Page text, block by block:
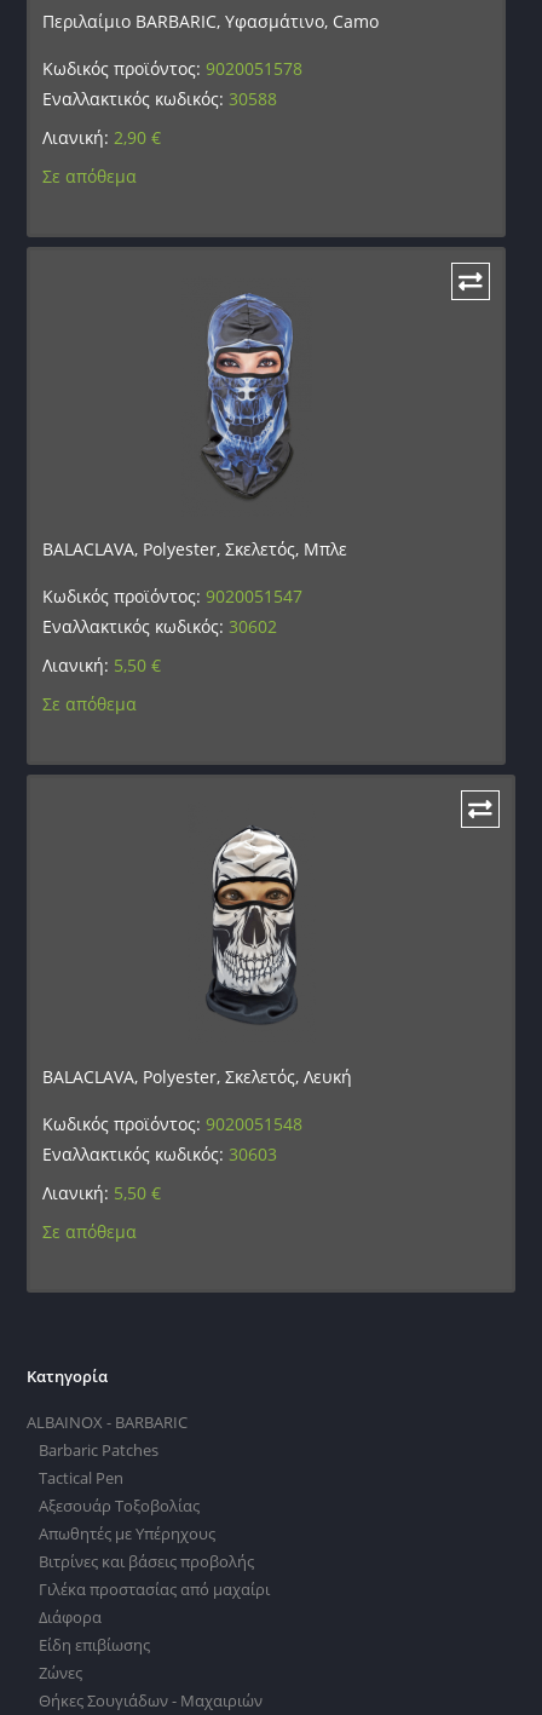
Περιλαίμιο BARBARIC, Υφασμάτινο, Camo
Κωδικός προϊόντος:9020051578
Εναλλακτικός κωδικός: 30588
Λιανική:2,90€
Σε απόθεμα
BALACLAVA, Polyester, Σκελετός, Μπλε
Κωδικός προϊόντος:9020051547
Εναλλακτικός κωδικός: 30602
Λιανική: 5,50€
Σε απόθεμα
BALACLAVA, Polyester, Σκελετός, Λευκή
Κωδικός προϊόντος:9020051548
Εναλλακτικός κωδικός: 30603
Λιανική: 5,50€
Σε απόθεμα
Κατηγορία
ALBAINOX - BARBARIC
Barbaric Patches
Tactical Pen
Αξεσουάρ Τοξοβολίας
Απωθητές με Υπέρηχους
Βιτρίνες και βάσεις προβολής
Γιλέκα προστασίας από μαχαίρι
Διάφορα
Είδη επιβίωσης
Ζώνες
Θήκες Σουγιάδων - Μαχαιριών